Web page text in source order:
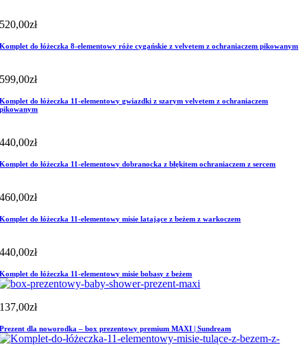
520,00zł
Komplet do łóżeczka 8-elementowy róże cygańskie z velvetem z ochraniaczem pikowanym
599,00zł
Komplet do łóżeczka 11-elementowy gwiazdki z szarym velvetem z ochraniaczem
pikowanym
440,00zł
Komplet do łóżeczka 11-elementowy dobranocka z błękitem ochraniaczem z sercem
460,00zł
Komplet do łóżeczka 11-elementowy misie latające z beżem z warkoczem
440,00zł
Komplet do łóżeczka 11-elementowy misie bobasy z beżem
137,00zł
Prezent dla noworodka – box prezentowy premium MAXI | Sundream